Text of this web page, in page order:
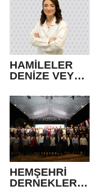
HAMİLELER
DENİZE VEYA
GİREBİLİR Mİ?
HEMŞEHRİ
DERNEKLERİ